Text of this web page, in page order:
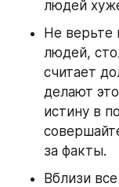
людей
Не верьте
людей,
считает
делают
истину в
за факты.
Вблизи